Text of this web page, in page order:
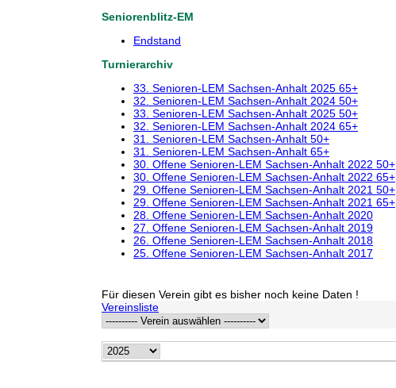
Seniorenblitz-EM
Endstand
Turnierarchiv
33. Senioren-LEM Sachsen-Anhalt 2025 65+
32. Senioren-LEM Sachsen-Anhalt 2024 50+
33. Senioren-LEM Sachsen-Anhalt 2025 50+
32. Senioren-LEM Sachsen-Anhalt 2024 65+
31. Senioren-LEM Sachsen-Anhalt 50+
31. Senioren-LEM Sachsen-Anhalt 65+
30. Offene Senioren-LEM Sachsen-Anhalt 2022 50+
30. Offene Senioren-LEM Sachsen-Anhalt 2022 65+
29. Offene Senioren-LEM Sachsen-Anhalt 2021 50+
29. Offene Senioren-LEM Sachsen-Anhalt 2021 65+
28. Offene Senioren-LEM Sachsen-Anhalt 2020
27. Offene Senioren-LEM Sachsen-Anhalt 2019
26. Offene Senioren-LEM Sachsen-Anhalt 2018
25. Offene Senioren-LEM Sachsen-Anhalt 2017
Für diesen Verein gibt es bisher noch keine Daten !
Vereinsliste